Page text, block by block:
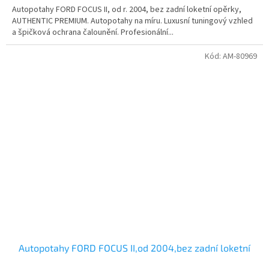
Autopotahy FORD FOCUS II, od r. 2004, bez zadní loketní opěrky,
AUTHENTIC PREMIUM. Autopotahy na míru. Luxusní tuningový vzhled
a špičková ochrana čalounění. Profesionální...
Autopotahy FORD FOCUS II,od 2004,bez zadní loketní
Kód: AM-80969